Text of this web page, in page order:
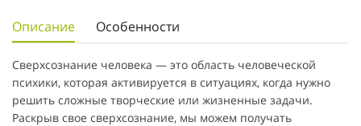
Описание Особенности
Сверхсознание человека — это область человеческой
психики, которая активируется в ситуациях, когда нужно
решить сложные творческие или жизненные задачи.
Раскрыв свое сверхсознание, мы можем получать